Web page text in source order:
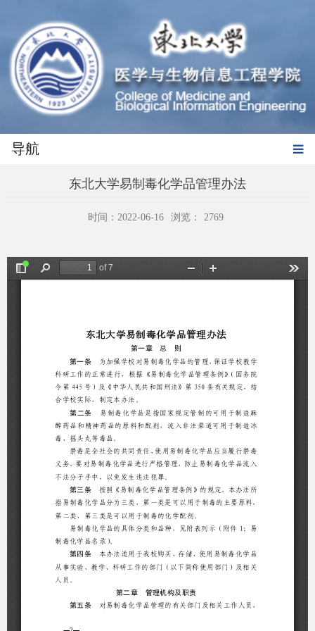
导航
东北大学易制毒化学品管理办法
时间：2022-06-16 浏览： 2769